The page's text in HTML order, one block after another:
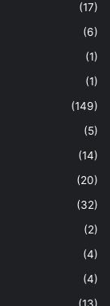
(17)
(6)
(1)
(1)
(149)
(5)
(14)
(20)
(32)
(2)
(4)
(4)